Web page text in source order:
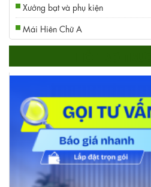
Xưởng bạt và phụ kiện
Mái Hiên Chữ A